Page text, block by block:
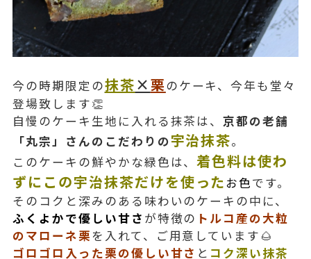
今の時期限定の抹茶×栗のケーキ、今年も堂々
登場致します👏
自慢のケーキ生地に入れる抹茶は、京都の老舗
「丸宗」さんのこだわりの宇治抹茶。
このケーキの鮮やかな緑色は、着色料は使わ
ずにこの宇治抹茶だけを使ったお色です。
そのコクと深みのある味わいのケーキの中に、
ふくよかで優しい甘さ が特徴の トルコ産の大粒
のマローネ栗を入れて、ご用意しています🌰
ゴロゴロ入った栗の優しい甘さ と コク深い抹茶